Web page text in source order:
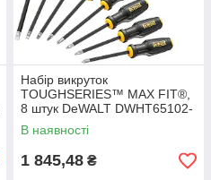
Набір викруток
TOUGHSERIES™ MAX FIT®,
8 штук DeWALT DWHT65102-
0
В наявності
1 845,48 ₴